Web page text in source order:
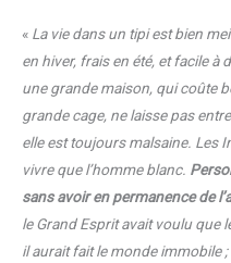
« La vie dans un tipi est bien
en hiver, frais en été, et facile à
une grande maison, qui coûte
grande cage, ne laisse pas
elle est toujours malsaine. Les
vivre que l’homme blanc.
sans avoir en permanence de
le Grand Esprit avait voulu que
il aurait fait le monde immobile